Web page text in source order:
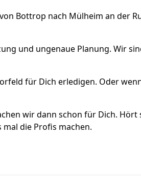
Bottrop nach Mülheim an der
und ungenaue Planung. Wir
für Dich erledigen. Oder
wir dann schon für Dich. Hört
mal die Profis machen.